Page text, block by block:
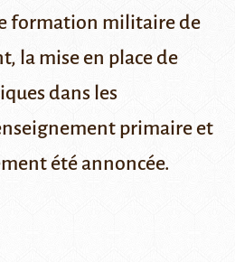
formation militaire de
la mise en place de
dans les
primaire et
été annoncée.